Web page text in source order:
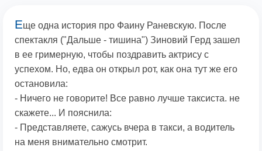
Еще одна история про Фаину Раневскую. После
спектакля ("Дальше - тишина") Зиновий Герд зашел
в ее гримерную, чтобы поздравить актрису с
успехом. Но, едва он открыл рот, как она тут же его
остановила:
- Ничего не говорите! Все равно лучше таксиста. не
скажете... И пояснила:
- Представляете, сажусь вчера в такси, а водитель
на меня внимательно смотрит.